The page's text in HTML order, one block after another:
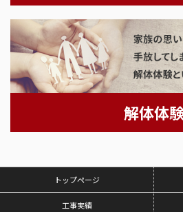
解体体
トップページ
工事実績